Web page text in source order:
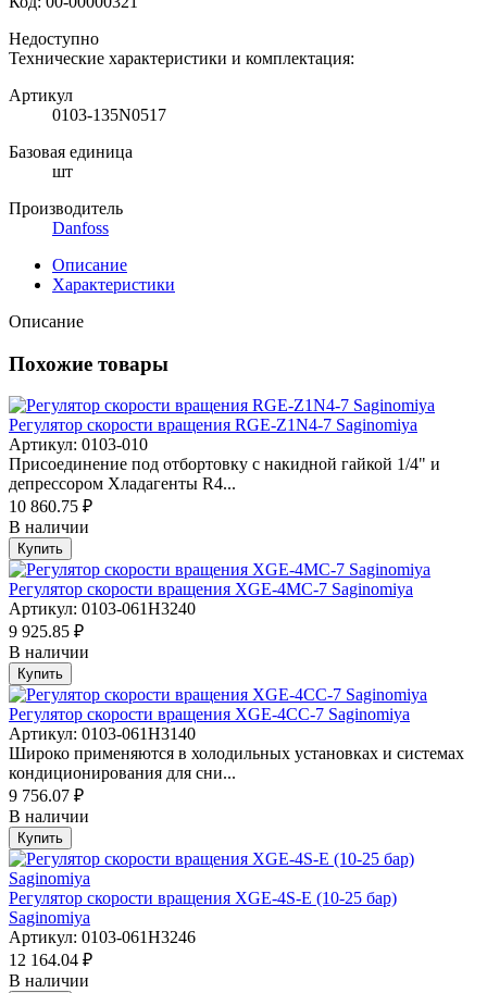
Недоступно
Технические характеристики и комплектация:
Артикул
0103-135N0517
Базовая единица
шт
Производитель
Danfoss
Описание
Характеристики
Описание
Похожие товары
Регулятор скорости вращения RGE-Z1N4-7 Saginomiya
Артикул: 0103-010
Присоединение под отбортовку с накидной гайкой 1/4" и
депрессором Хладагенты R4...
10 860.75 ₽
В наличии
Купить
Регулятор скорости вращения XGE-4MC-7 Saginomiya
Артикул: 0103-061H3240
9 925.85 ₽
В наличии
Купить
Регулятор скорости вращения XGE-4CC-7 Saginomiya
Артикул: 0103-061H3140
Широко применяются в холодильных установках и системах
кондиционирования для сни...
9 756.07 ₽
В наличии
Купить
Регулятор скорости вращения XGE-4S-E (10-25 бар)
Saginomiya
Артикул: 0103-061H3246
12 164.04 ₽
В наличии